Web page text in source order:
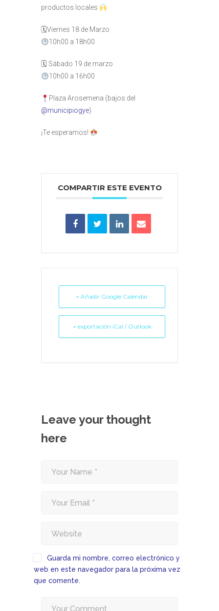
productos locales
🗓Viernes 18 de Marzo
10h00 a 18h00
🗓 Sábado 19 de marzo
10h00 a 16h00
Plaza Arosemena (bajos del
@municipiogye)
¡Te esperamos!
COMPARTIR ESTE EVENTO
+ Añadir Google Calendar
+ exportación iCal / Outlook
Leave your thought
here
Guarda mi nombre, correo electrónico y
web en este navegador para la próxima vez
que comente.